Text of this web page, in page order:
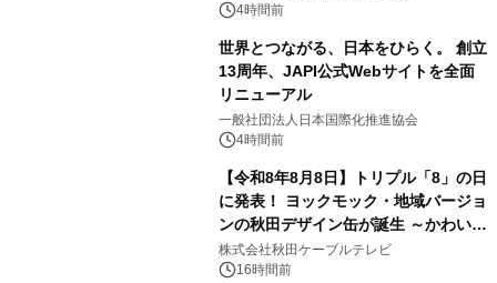
4時間前
世界とつながる、日本をひらく。 創立
13周年、JAPI公式Webサイトを全面
リニューアル
一般社団法人日本国際化推進協会
4時間前
【令和8年8月8日】トリプル「8」の日
に発表！ ヨックモック・地域バージョ
ンの秋田デザイン缶が誕生 ～かわいい
秋田犬の子犬と秋田の四季と名所を巡
るパッケージ～ 9月1日(火)秋田県内で
株式会社秋田ケーブルテレビ
16時間前